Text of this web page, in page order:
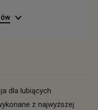
dla lubiących
z najwyższej